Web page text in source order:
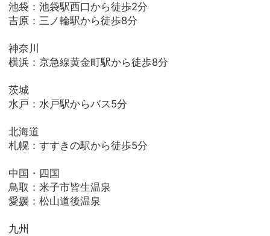
池袋：池袋駅西口から徒歩2分
吉原：三ノ輪駅から徒歩8分
神奈川
横浜：京急線黄金町駅から徒歩8分
茨城
水戸：水戸駅からバス5分
北海道
札幌：すすきの駅から徒歩5分
中国・四国
鳥取：米子市皆生温泉
愛媛：松山道後温泉
九州